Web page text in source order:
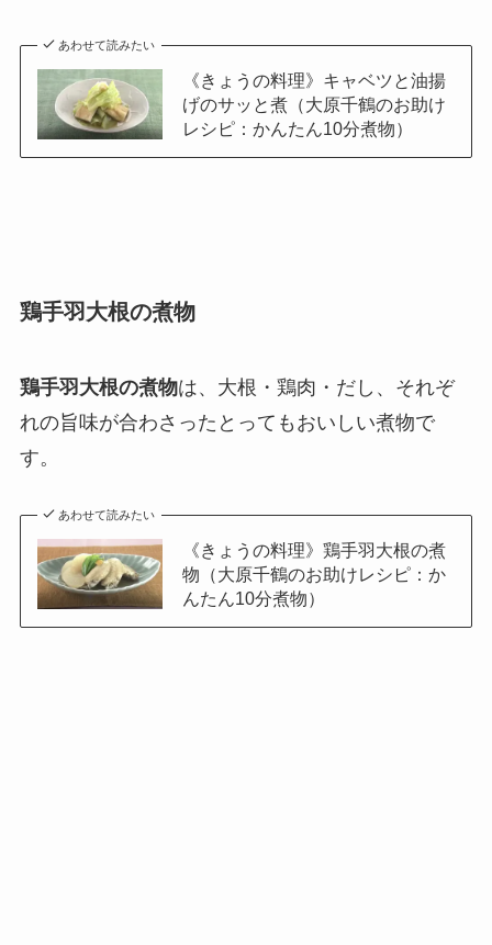
あわせて読みたい
《きょうの料理》キャベツと油揚
げのサッと煮（大原千鶴のお助け
レシピ：かんたん10分煮物）
鶏手羽大根の煮物
鶏手羽大根の煮物は、大根・鶏肉・だし、それぞ
れの旨味が合わさったとってもおいしい煮物で
す。
あわせて読みたい
《きょうの料理》鶏手羽大根の煮
物（大原千鶴のお助けレシピ：か
んたん10分煮物）